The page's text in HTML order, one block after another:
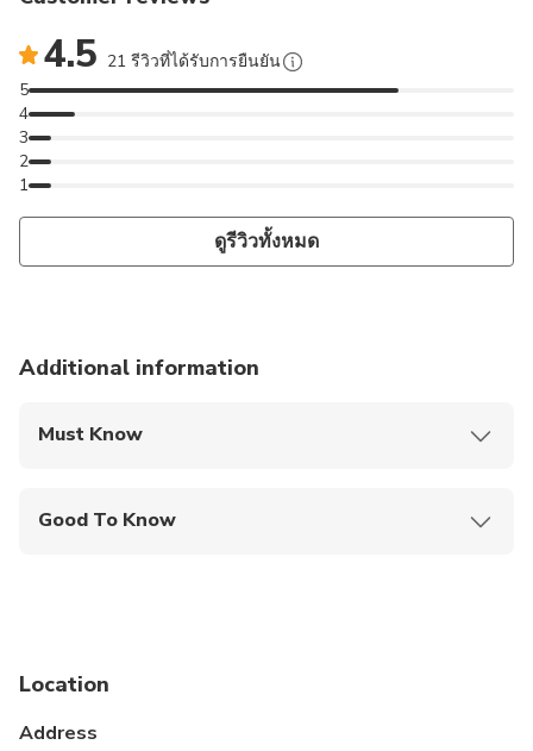
4.5 21 รีวิวที่ได้รับการยืนยัน
1
2
3
4
5
ดูรีวิวทั้งหมด
Additional information
Must Know
Good To Know
Public transportation options are available nearby
Location
Address